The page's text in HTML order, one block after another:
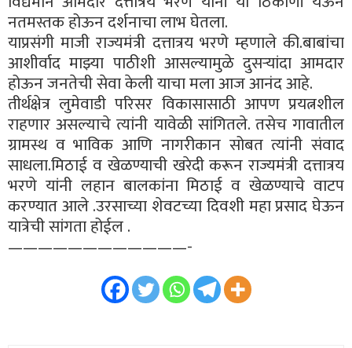
नतमस्तक होऊन दर्शनाचा लाभ घेतला.
याप्रसंगी माजी राज्यमंत्री दत्तात्रय भरणे म्हणाले की.बाबांचा
आशीर्वाद माझ्या पाठीशी आसल्यामुळे दुसऱ्यांदा आमदार
होऊन जनतेची सेवा केली याचा मला आज आनंद आहे.
तीर्थक्षेत्र लुमेवाडी परिसर विकासासाठी आपण प्रयत्नशील
राहणार असल्याचे त्यांनी यावेळी सांगितले. तसेच गावातील
ग्रामस्थ व भाविक आणि नागरीकान सोबत त्यांनी संवाद
साधला.मिठाई व खेळण्याची खरेदी करून राज्यमंत्री दत्तात्रय
भरणे यांनी लहान बालकांना मिठाई व खेळण्याचे वाटप
करण्यात आले .उरसाच्या शेवटच्या दिवशी महा प्रसाद घेऊन
यात्रेची सांगता होईल .
————————————-